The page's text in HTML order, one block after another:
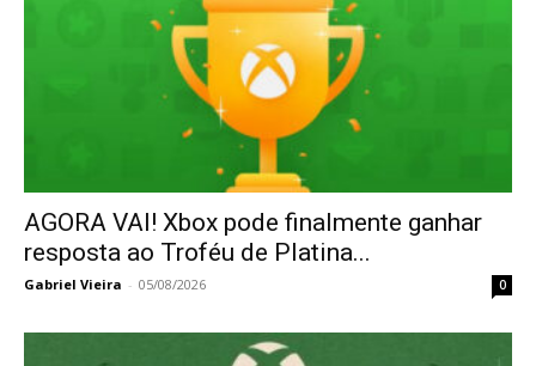
AGORA VAI! Xbox pode finalmente ganhar
resposta ao Troféu de Platina...
Gabriel Vieira - 05/08/2026 0